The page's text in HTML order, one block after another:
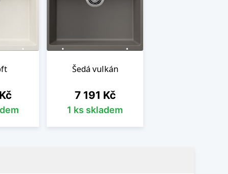
Šedá vulkán
Cena
7 191 Kč
1 ks skladem